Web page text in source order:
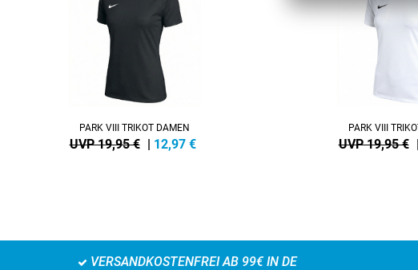
PARK VIII TRIKOT DAMEN
UVP 19,95 € | 12,97 €
PARK VIII
UVP 19,95 € |
VERSANDKOSTENFREI AB 99€ IN DE